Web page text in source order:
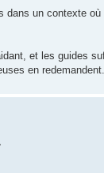
dans un contexte
et les guides
en redemandent.